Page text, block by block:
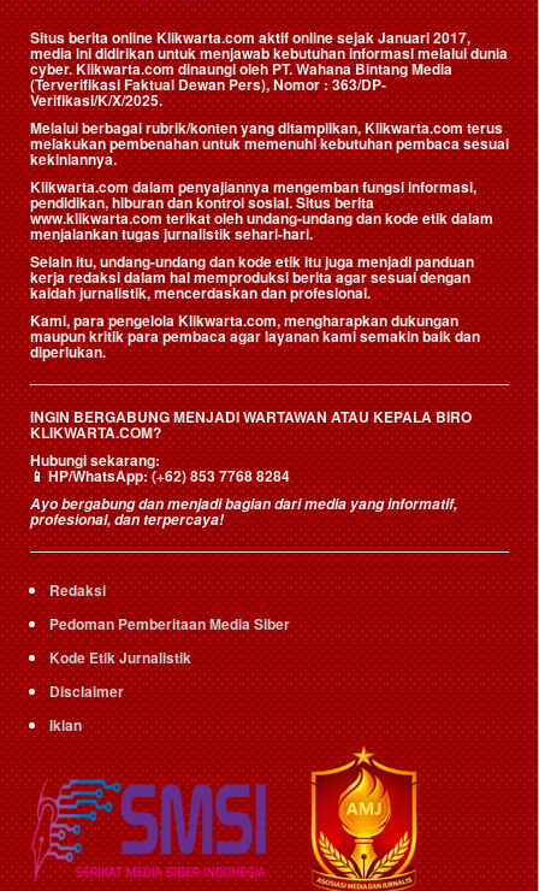
Situs berita online Klikwarta.com aktif online sejak Januari 2017,
media ini didirikan untuk menjawab kebutuhan informasi melalui dunia
cyber. Klikwarta.com dinaungi oleh PT. Wahana Bintang Media
(Terverifikasi Faktual Dewan Pers), Nomor : 363/DP-
Verifikasi/K/X/2025.
Melalui berbagai rubrik/konten yang ditampilkan, Klikwarta.com terus
melakukan pembenahan untuk memenuhi kebutuhan pembaca sesuai
kekiniannya.
Klikwarta.com dalam penyajiannya mengemban fungsi informasi,
pendidikan, hiburan dan kontrol sosial. Situs berita
www.klikwarta.com terikat oleh undang-undang dan kode etik dalam
menjalankan tugas jurnalistik sehari-hari.
Selain itu, undang-undang dan kode etik itu juga menjadi panduan
kerja redaksi dalam hal memproduksi berita agar sesuai dengan
kaidah jurnalistik, mencerdaskan dan profesional.
Kami, para pengelola Klikwarta.com, mengharapkan dukungan
maupun kritik para pembaca agar layanan kami semakin baik dan
diperlukan.
INGIN BERGABUNG MENJADI WARTAWAN ATAU KEPALA BIRO
KLIKWARTA.COM?
Hubungi sekarang:
📱HP/WhatsApp:(+62) 853 7768 8284
Ayo bergabung dan menjadi bagian dari media yang informatif,
profesional, dan terpercaya!
Redaksi
Pedoman Pemberitaan Media Siber
Kode Etik Jurnalistik
Disclaimer
Iklan